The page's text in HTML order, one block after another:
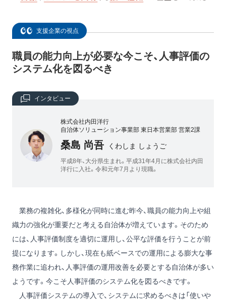
支援企業の視点
職員の能力向上が必要な今こそ、人事評価の
システム化を図るべき
インタビュー
株式会社内田洋行
自治体ソリューション事業部 東日本営業部 営業2課
桑島 尚吾 くわしま しょうご
平成8年、大分県生まれ。平成31年4月に株式会社内田
洋行に入社。令和元年7月より現職。
業務の複雑化、多様化が同時に進む昨今、職員の能力向上や組
織力の強化が重要だと考える自治体が増えています。そのため
には、人事評価制度を適切に運用し、公平な評価を行うことが前
提になります。しかし、現在も紙ベースでの運用による膨大な事
務作業に追われ、人事評価の運用改善を必要とする自治体が多い
ようです。今こそ人事評価のシステム化を図るべきです。
人事評価システムの導入で、システムに求めるべきは「使いや